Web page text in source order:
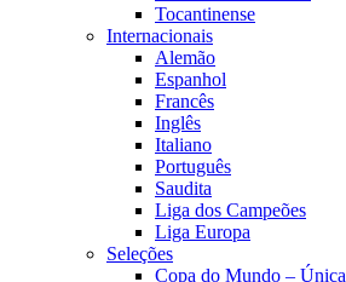
Tocantinense
Internacionais
Alemão
Espanhol
Francês
Inglês
Italiano
Português
Saudita
Liga dos Campeões
Liga Europa
Seleções
Copa do Mundo – Única